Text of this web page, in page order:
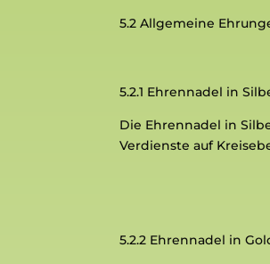
5.2 Allgemeine
5.2.1 Ehrennadel in
Die Ehrennadel in
Verdienste auf
5.2.2 Ehrennadel in